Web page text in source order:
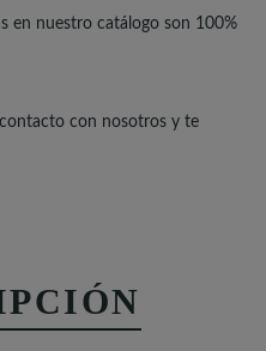
en nuestro catálogo son 100%
con nosotros y te